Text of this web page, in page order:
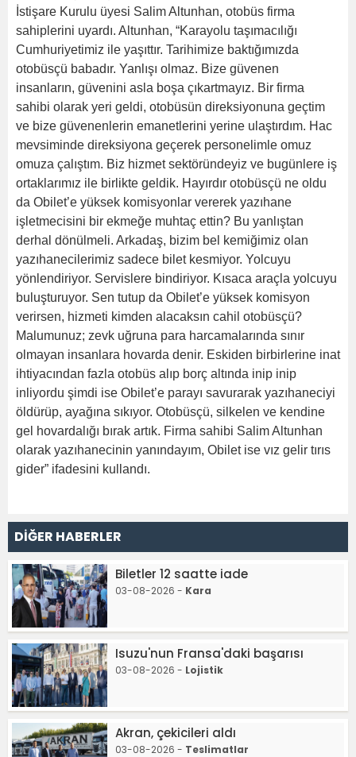
İstişare Kurulu üyesi Salim Altunhan, otobüs firma
sahiplerini uyardı. Altunhan, “Karayolu taşımacılığı
Cumhuriyetimiz ile yaşıttır. Tarihimize baktığımızda
otobüsçü babadır. Yanlışı olmaz. Bize güvenen
insanların, güvenini asla boşa çıkartmayız. Bir firma
sahibi olarak yeri geldi, otobüsün direksiyonuna geçtim
ve bize güvenenlerin emanetlerini yerine ulaştırdım. Hac
mevsiminde direksiyona geçerek personelimle omuz
omuza çalıştım. Biz hizmet sektöründeyiz ve bugünlere iş
ortaklarımız ile birlikte geldik. Hayırdır otobüsçü ne oldu
da Obilet’e yüksek komisyonlar vererek yazıhane
işletmecisini bir ekmeğe muhtaç ettin? Bu yanlıştan
derhal dönülmeli. Arkadaş, bizim bel kemiğimiz olan
yazıhanecilerimiz sadece bilet kesmiyor. Yolcuyu
yönlendiriyor. Servislere bindiriyor. Kısaca araçla yolcuyu
buluşturuyor. Sen tutup da Obilet’e yüksek komisyon
verirsen, hizmeti kimden alacaksın cahil otobüsçü?
Malumunuz; zevk uğruna para harcamalarında sınır
olmayan insanlara hovarda denir. Eskiden birbirlerine inat
ihtiyacından fazla otobüs alıp borç altında inip inip
inliyordu şimdi ise Obilet’e parayı savurarak yazıhaneciyi
öldürüp, ayağına sıkıyor. Otobüsçü, silkelen ve kendine
gel hovardalığı bırak artık. Firma sahibi Salim Altunhan
olarak yazıhanecinin yanındayım, Obilet ise vız gelir tırıs
gider” ifadesini kullandı.
DİĞER HABERLER
Biletler 12 saatte iade
03-08-2026 - Kara
Isuzu'nun Fransa'daki başarısı
03-08-2026 - Lojistik
Akran, çekicileri aldı
03-08-2026 - Teslimatlar